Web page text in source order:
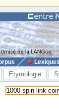
Etymologie